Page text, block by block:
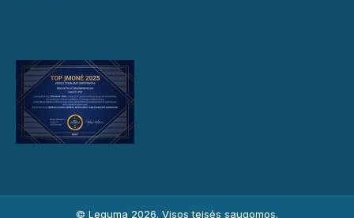
© Leguma 2026. Visos teisės saugomos.